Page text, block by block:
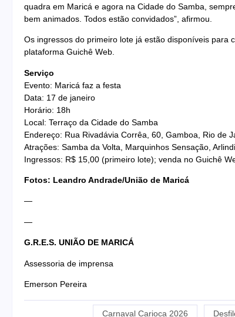
quadra em Maricá e agora na Cidade do Samba,
bem animados. Todos estão convidados”, afirmou.
Os ingressos do primeiro lote já estão disponíveis
plataforma Guichê Web.
Serviço
Evento: Maricá faz a festa
Data: 17 de janeiro
Horário: 18h
Local: Terraço da Cidade do Samba
Endereço: Rua Rivadávia Corrêa, 60, Gamboa, Rio de
Atrações: Samba da Volta, Marquinhos Sensação,
Ingressos: R$ 15,00 (primeiro lote); venda no Guichê
Fotos: Leandro Andrade/União de Maricá
—
—
G.R.E.S. UNIÃO DE MARICÁ
Assessoria de imprensa
Emerson Pereira
Carnaval Carioca 2026